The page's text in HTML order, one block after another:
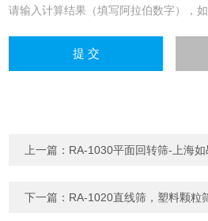
请输入计算结果（填写阿拉伯数字），
上一篇： RA-1030平面回转筛-上海如
下一篇： RA-1020直线筛，塑料颗粒